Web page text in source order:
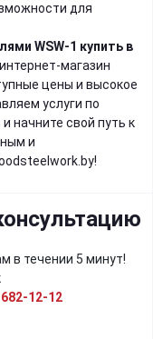
для
WSW-1 купить в
магазин
цены и высокое
услуги по
начните свой путь к
и
в течении 5 минут!
12-12